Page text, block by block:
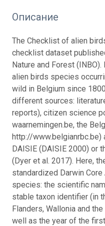
Описание
The Checklist of alien
checklist dataset
Nature and Forest
alien birds species
wild in Belgium since
different sources:
reports), citizen science
waarnemingen.be, the
http://www.belgianrbc.be)
DAISIE (DAISIE 2000) or
(Dyer et al. 2017). Here,
standardized Darwin
species: the scientific
stable taxon identifier (in
Flanders, Wallonia and
well as the year of the